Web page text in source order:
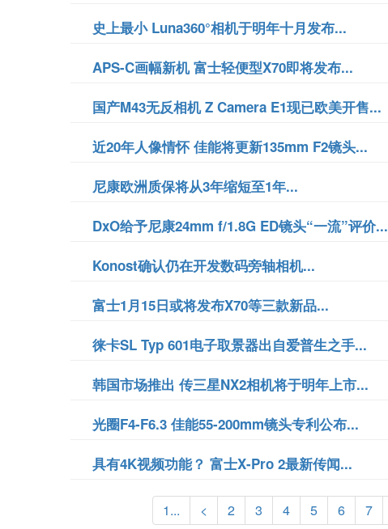
史上最小 Luna360°相机于明年十月发布...
APS-C画幅新机 富士轻便型X70即将发布...
国产M43无反相机 Z Camera E1现已欧美开售...
近20年人像情怀 佳能将更新135mm F2镜头...
尼康欧洲质保将从3年缩短至1年...
DxO给予尼康24mm f/1.8G ED镜头“一流”评价...
Konost确认仍在开发数码旁轴相机...
富士1月15日或将发布X70等三款新品...
徕卡SL Typ 601电子取景器出自爱普生之手...
韩国市场推出 传三星NX2相机将于明年上市...
光圈F4-F6.3 佳能55-200mm镜头专利公布...
具有4K视频功能？ 富士X-Pro 2最新传闻...
1... < 2 3 4 5 6 7